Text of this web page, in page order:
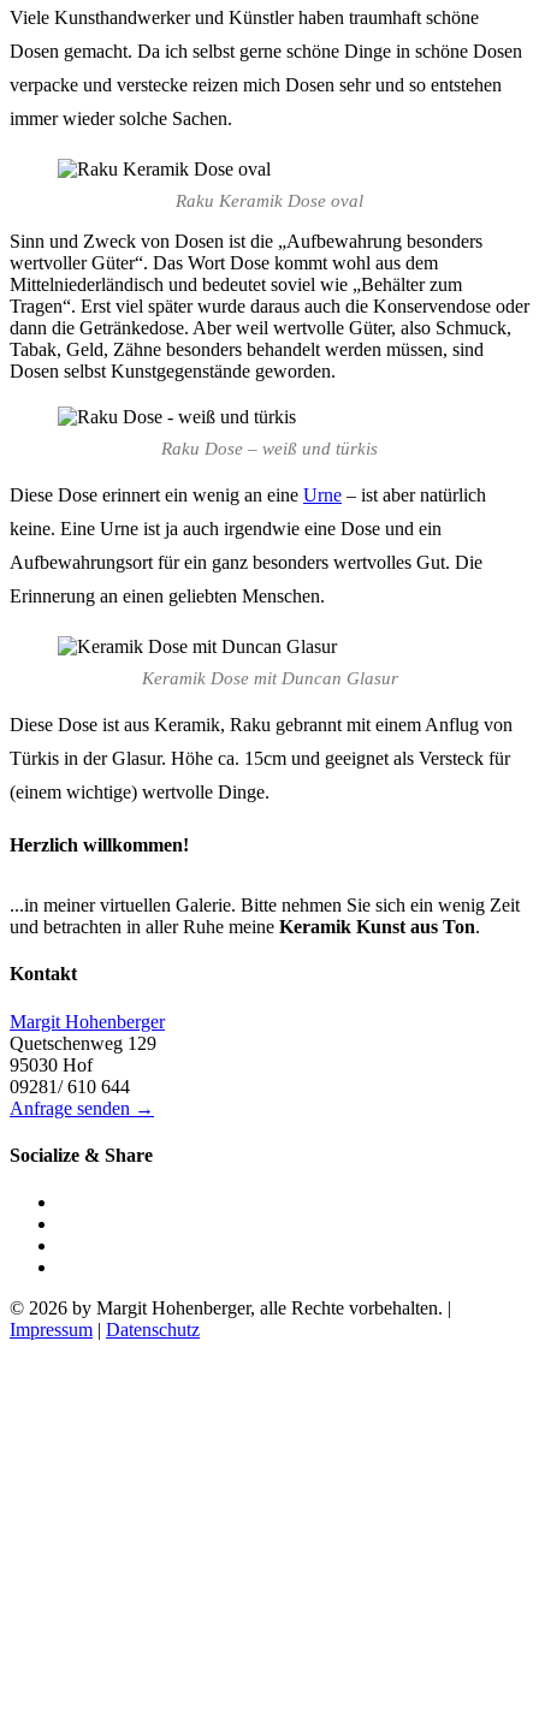
Viele Kunsthandwerker und Künstler haben traumhaft schöne
Dosen gemacht. Da ich selbst gerne schöne Dinge in schöne Dosen
verpacke und verstecke reizen mich Dosen sehr und so entstehen
immer wieder solche Sachen.
Raku Keramik Dose oval
Sinn und Zweck von Dosen ist die „Aufbewahrung besonders
wertvoller Güter“. Das Wort Dose kommt wohl aus dem
Mittelniederländisch und bedeutet soviel wie „Behälter zum
Tragen“. Erst viel später wurde daraus auch die Konservendose oder
dann die Getränkedose. Aber weil wertvolle Güter, also Schmuck,
Tabak, Geld, Zähne besonders behandelt werden müssen, sind
Dosen selbst Kunstgegenstände geworden.
Raku Dose – weiß und türkis
Diese Dose erinnert ein wenig an eine Urne – ist aber natürlich
keine. Eine Urne ist ja auch irgendwie eine Dose und ein
Aufbewahrungsort für ein ganz besonders wertvolles Gut. Die
Erinnerung an einen geliebten Menschen.
Keramik Dose mit Duncan Glasur
Diese Dose ist aus Keramik, Raku gebrannt mit einem Anflug von
Türkis in der Glasur. Höhe ca. 15cm und geeignet als Versteck für
(einem wichtige) wertvolle Dinge.
Herzlich willkommen!
...in meiner virtuellen Galerie. Bitte nehmen Sie sich ein wenig Zeit
und betrachten in aller Ruhe meine Keramik Kunst aus Ton.
Kontakt
Margit Hohenberger
Quetschenweg 129
95030 Hof
09281/ 610 644
Anfrage senden →
Socialize & Share
© 2026 by Margit Hohenberger, alle Rechte vorbehalten. |
Impressum | Datenschutz